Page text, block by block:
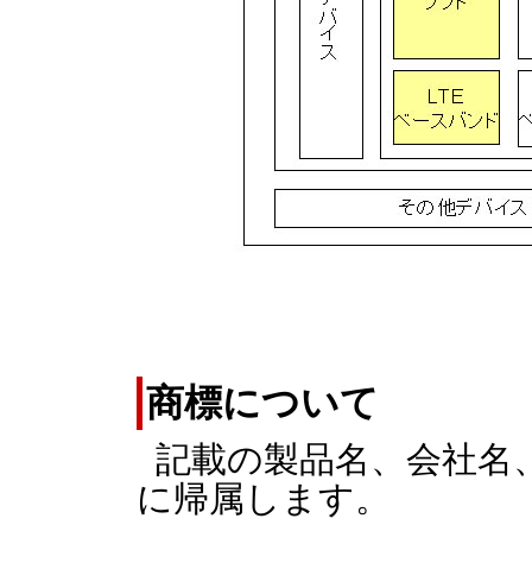
商標について
記載の製品名、会社
に帰属します。